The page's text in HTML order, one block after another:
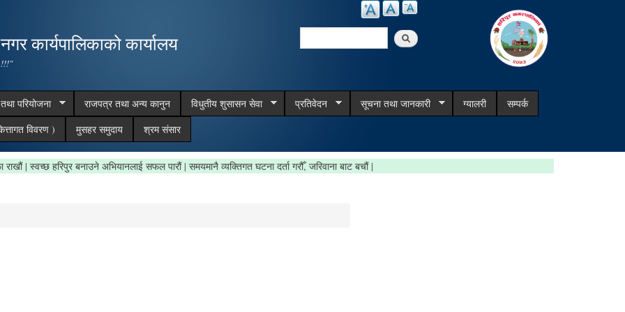
content
कार्यपालिकाको कार्यालय
!!!"
Search
परियोजना राजपत्र तथा अन्य कानुन विधुतीय शुसासन सेवा प्रतिवेदन सूचना तथा जानकारी ग्यालरी
सम्पर्क
विवरण ) मुसहर समुदाय श्रम संसार
सफा राखौं | स्वच्छ हरिपुर बनाउने अभियानलाई सफल पारौं | समयमानै व्यक्तिगत घटना दर्ता गरौँ, जरिवाना बाट बचौं |